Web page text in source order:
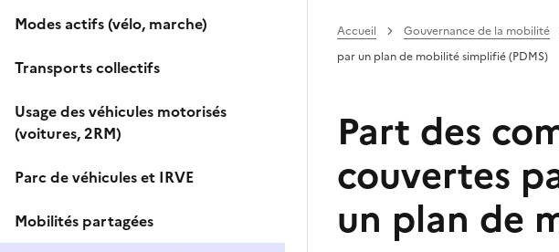
Modes actifs (vélo, marche)
Transports collectifs
Usage des véhicules motorisés
(voitures, 2RM)
Parc de véhicules et IRVE
Mobilités partagées
Accueil Gouvernance de la mobilité
par un plan de mobilité simplifié (PDMS)
Part des
couvertes
un plan de